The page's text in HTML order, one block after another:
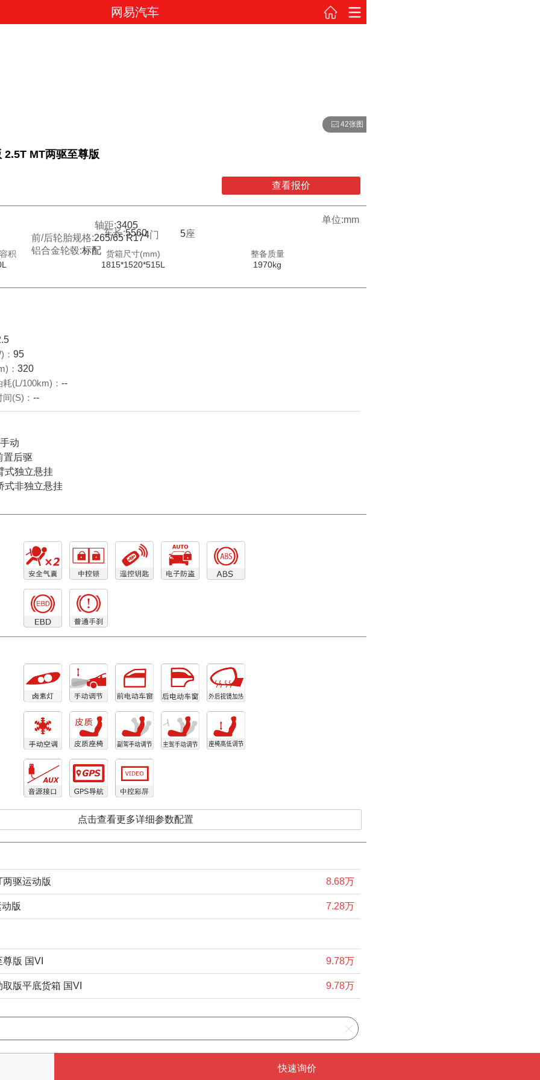
网易汽车
42张图
2.5T MT两驱至尊版
查看报价
单位:mm
车长:5560 5座
4门
轴距:3405
前/后轮胎规格:265/65 R17
铝合金轮毂:标配
积
货箱尺寸(mm)
1815*1520*515L
整备质量
1970kg
95
： 320
(L/100km)： --
(S)： --
动
置后驱
式独立悬挂
式非独立悬挂
点击查看更多详细参数配置
驱运动版 8.68万
版 7.28万
版 国VI 9.78万
版平底货箱 国VI 9.78万
快速询价